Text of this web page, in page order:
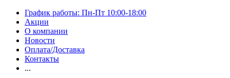
График работы: Пн-Пт 10:00-18:00
Акции
О компании
Новости
Оплата/Доставка
Контакты
...